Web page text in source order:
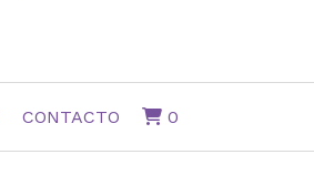
CONTACTO 0